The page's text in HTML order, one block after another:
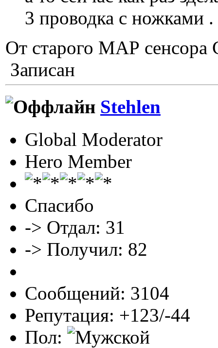
3 проводка с ножками .
От старого МАР
Записан
Stehlen
Global Moderator
Hero Member
Спасибо
-> Отдал: 31
-> Получил: 82
Сообщений: 3104
Репутация: +123/-44
Пол: